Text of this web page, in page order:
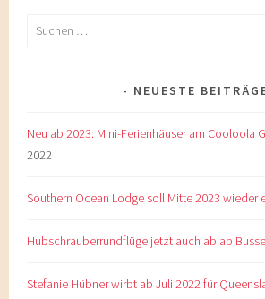
Suchen
NEUESTE
Neu ab 2023: Mini-Ferienhäuser am Cooloola
2022
Southern Ocean Lodge soll Mitte 2023 wieder
Hubschrauberrundflüge jetzt auch ab ab
Stefanie Hübner wirbt ab Juli 2022 für